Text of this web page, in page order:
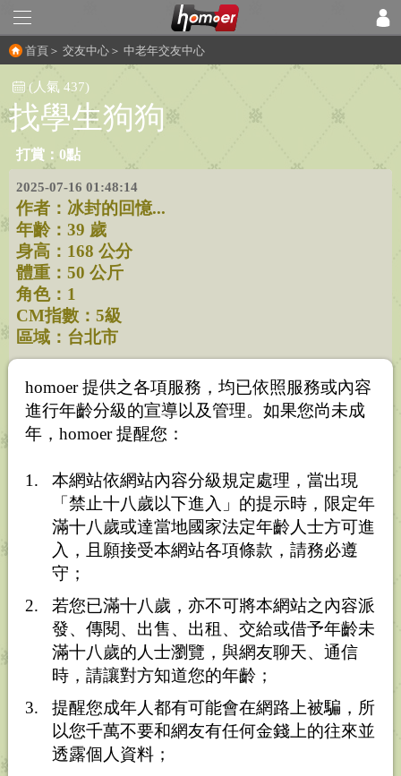
首頁 ＞ 交友中心 ＞ 中老年交友中心
(人氣 437)
找學生狗狗
打賞：0點
2025-07-16 01:48:14
作者： 冰封的回憶...
年齡：39 歲
身高：168 公分
體重：50 公斤
角色：1
CM指數：5級
區域：台北市
喜瘦到肌肉身材的可愛或帥學生狗狗
高矮不限
如果是處更好
平時線上聊且能約時間見面
homoer 提供之各項服務，均已依照服務或內容
進行年齡分級的宣導以及管理。如果您尚未成
年，homoer 提醒您：
本網站依網站內容分級規定處理，當出現
「禁止十八歲以下進入」的提示時，限定年
滿十八歲或達當地國家法定年齡人士方可進
入，且願接受本網站各項條款，請務必遵
守；
若您已滿十八歲，亦不可將本網站之內容派
發、傳閱、出售、出租、交給或借予年齡未
滿十八歲的人士瀏覽，與網友聊天、通信
時，請讓對方知道您的年齡；
提醒您成年人都有可能會在網路上被騙，所
以您千萬不要和網友有任何金錢上的往來並
透露個人資料；